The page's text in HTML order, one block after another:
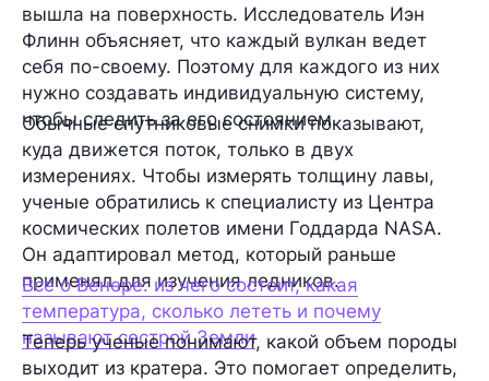
вышла на поверхность. Исследователь Иэн
Флинн объясняет, что каждый вулкан ведет
себя по-своему. Поэтому для каждого из них
нужно создавать индивидуальную систему,
чтобы следить за его состоянием.
Обычные спутниковые снимки показывают,
куда движется поток, только в двух
измерениях. Чтобы измерять толщину лавы,
ученые обратились к специалисту из Центра
космических полетов имени Годдарда NASA.
Он адаптировал метод, который раньше
применял для изучения ледников.
Все о Венере: из чего состоит, какая
температура, сколько лететь и почему
называют сестрой Земли
Теперь ученые понимают, какой объем породы
выходит из кратера. Это помогает определить,